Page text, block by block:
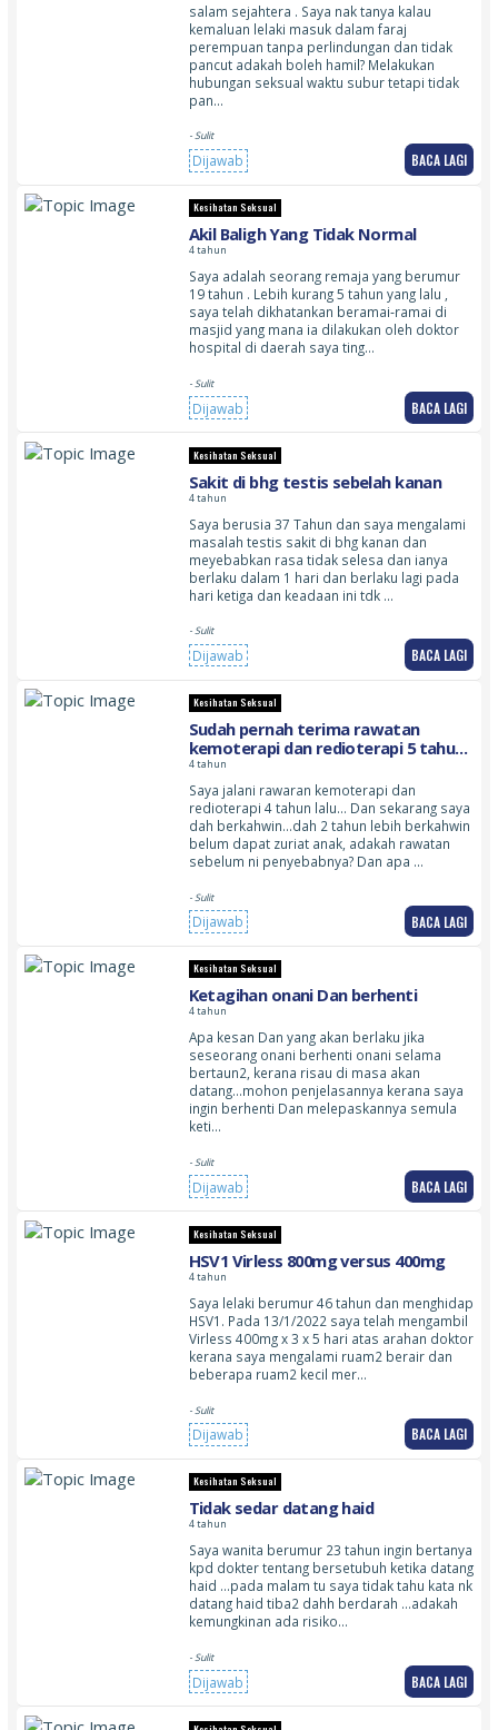
salam sejahtera . Saya nak tanya kalau
kemaluan lelaki masuk dalam faraj
perempuan tanpa perlindungan dan tidak
pancut adakah boleh hamil? Melakukan
hubungan seksual waktu subur tetapi tidak
pan…
- Sulit
Dijawab BACA LAGI
Kesihatan Seksual
Akil Baligh Yang Tidak Normal
4 tahun
Saya adalah seorang remaja yang berumur
19 tahun . Lebih kurang 5 tahun yang lalu ,
saya telah dikhatankan beramai‐ramai di
masjid yang mana ia dilakukan oleh doktor
hospital di daerah saya ting…
- Sulit
Dijawab BACA LAGI
Kesihatan Seksual
Sakit di bhg testis sebelah kanan
4 tahun
Saya berusia 37 Tahun dan saya mengalami
masalah testis sakit di bhg kanan dan
meyebabkan rasa tidak selesa dan ianya
berlaku dalam 1 hari dan berlaku lagi pada
hari ketiga dan keadaan ini tdk …
- Sulit
Dijawab BACA LAGI
Kesihatan Seksual
Sudah pernah terima rawatan
kemoterapi dan redioterapi 5 tahun
lalu…dan sekarang saya nak zuriat
tapi belum dapat…saya lelaki
4 tahun
Saya jalani rawaran kemoterapi dan
redioterapi 4 tahun lalu… Dan sekarang saya
dah berkahwin…dah 2 tahun lebih berkahwin
belum dapat zuriat anak, adakah rawatan
sebelum ni penyebabnya? Dan apa …
- Sulit
Dijawab BACA LAGI
Kesihatan Seksual
Ketagihan onani Dan berhenti
4 tahun
Apa kesan Dan yang akan berlaku jika
seseorang onani berhenti onani selama
bertaun2, kerana risau di masa akan
datang…mohon penjelasannya kerana saya
ingin berhenti Dan melepaskannya semula
keti…
- Sulit
Dijawab BACA LAGI
Kesihatan Seksual
HSV1 Virless 800mg versus 400mg
4 tahun
Saya lelaki berumur 46 tahun dan menghidap
HSV1. Pada 13/1/2022 saya telah mengambil
Virless 400mg x 3 x 5 hari atas arahan doktor
kerana saya mengalami ruam2 berair dan
beberapa ruam2 kecil mer…
- Sulit
Dijawab BACA LAGI
Kesihatan Seksual
Tidak sedar datang haid
4 tahun
Saya wanita berumur 23 tahun ingin bertanya
kpd dokter tentang bersetubuh ketika datang
haid …pada malam tu saya tidak tahu kata nk
datang haid tiba2 dahh berdarah …adakah
kemungkinan ada risiko…
- Sulit
Dijawab BACA LAGI